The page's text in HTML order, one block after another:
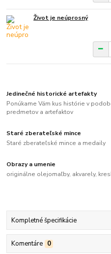
Život je neúprosný
Jedinečné historické artefakty
Ponúkame Vám kus histórie v
predmetov a artefaktov
Staré zberateľské mince
Staré zberateľské mince a medaily
Obrazy a umenie
originálne olejomaľby, akvarely,
Kompletné špecifikácie
Komentáre 0